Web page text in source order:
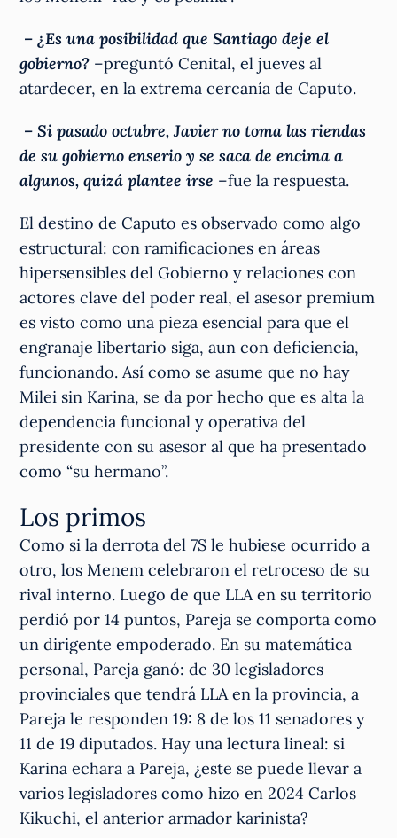
– ¿Es una posibilidad que Santiago deje el
gobierno? –preguntó Cenital, el jueves al
atardecer, en la extrema cercanía de Caputo.
– Si pasado octubre, Javier no toma las riendas
de su gobierno enserio y se saca de encima a
algunos, quizá plantee irse –fue la respuesta.
El destino de Caputo es observado como algo
estructural: con ramificaciones en áreas
hipersensibles del Gobierno y relaciones con
actores clave del poder real, el asesor premium
es visto como una pieza esencial para que el
engranaje libertario siga, aun con deficiencia,
funcionando. Así como se asume que no hay
Milei sin Karina, se da por hecho que es alta la
dependencia funcional y operativa del
presidente con su asesor al que ha presentado
como “su hermano”.
Los primos
Como si la derrota del 7S le hubiese ocurrido a
otro, los Menem celebraron el retroceso de su
rival interno. Luego de que LLA en su territorio
perdió por 14 puntos, Pareja se comporta como
un dirigente empoderado. En su matemática
personal, Pareja ganó: de 30 legisladores
provinciales que tendrá LLA en la provincia, a
Pareja le responden 19: 8 de los 11 senadores y
11 de 19 diputados. Hay una lectura lineal: si
Karina echara a Pareja, ¿este se puede llevar a
varios legisladores como hizo en 2024 Carlos
Kikuchi, el anterior armador karinista?